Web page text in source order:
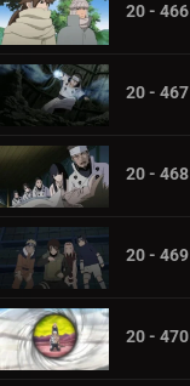
20 - 466
20 - 467
20 - 468
20 - 469
20 - 470